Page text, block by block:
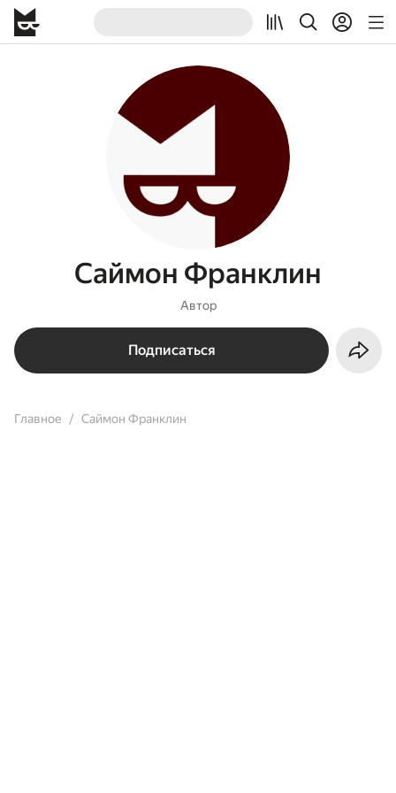
Саймон Франклин
Автор
Подписаться
Главное Саймон Франклин